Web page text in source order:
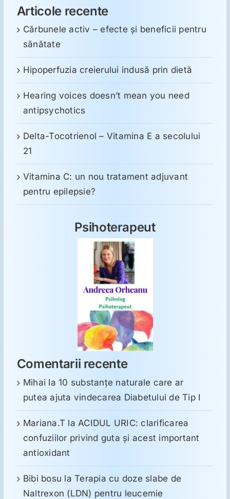
Articole recente
Cărbunele activ – efecte și beneficii pentru
sănătate
Hipoperfuzia creierului indusă prin dietă
Hearing voices doesn’t mean you need
antipsychotics
Delta-Tocotrienol – Vitamina E a secolului
21
Vitamina C: un nou tratament adjuvant
pentru epilepsie?
Psihoterapeut
Comentarii recente
Mihai la10 substanţe naturale care ar
putea ajuta vindecarea Diabetului de Tip I
Mariana.T la ACIDUL URIC: clarificarea
confuziilor privind guta și acest important
antioxidant
Bibi bosu laTerapia cu doze slabe de
Naltrexon (LDN) pentru leucemie